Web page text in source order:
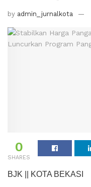
by admin_jurnalkota
0
SHARES
BJK || KOTA BEKASI